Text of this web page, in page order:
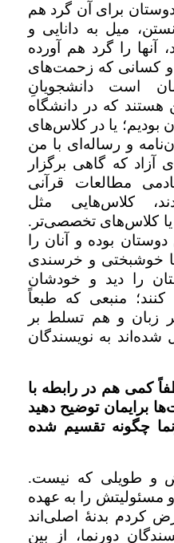
برای آن گرد هم
میل به دانایی و
آنها را گرد هم آورده
و کسانی که زحمت‌های
است دانشجویانِ
که در دانشگاه
بودیم؛ یا در کلاس‌های
و رساله‌ای با من
آزاد که گاهی برگزار
مطالعات قرآنی
کلاس‌هایی مثل
کلاس‌های تخصصی‌تر.
دوستان بوده و آنان را
خوشبختی و خرسندی
را دید و خودشان
منبعی که طبعاً
زبان و هم تسلط بر
شده‌اند به نویسندگان
کمی هم در رابطه با
برایمان توضیح دهید
چگونه تقسیم شده
و طویلی که نیست.
مسئولیتش را به‌ عهده
کردم بدنۀ اصلی‌اند
دورنما، از بین